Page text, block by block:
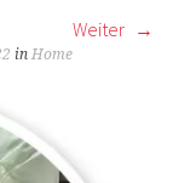
Weiter
inHome